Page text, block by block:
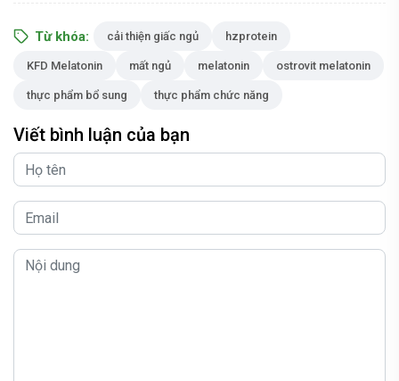
Từ khóa: cải thiện giấc ngủ hzprotein
KFD Melatonin mất ngủ melatonin ostrovit melatonin
thực phẩm bổ sung thực phẩm chức năng
Viết bình luận của bạn